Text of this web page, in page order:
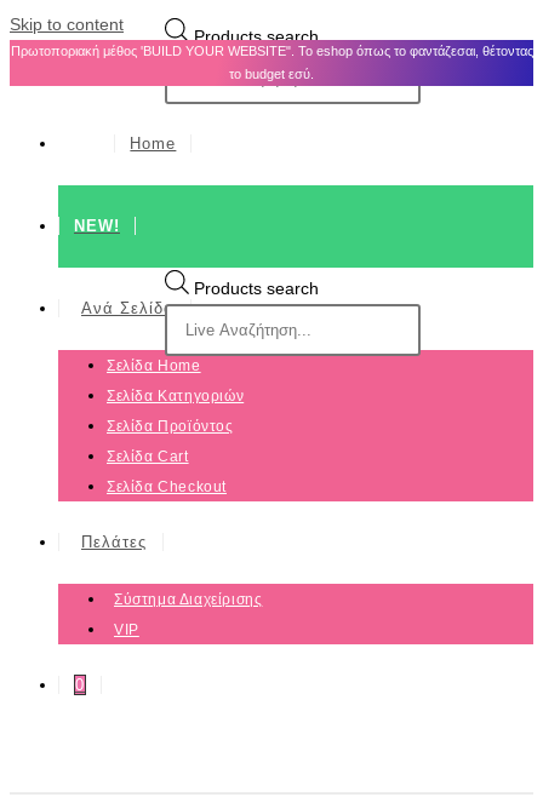
Skip to content
Πρωτοποριακή μέθος 'BUILD YOUR WEBSITE". Το eshop όπως το φαντάζεσαι, θέτοντας
το budget εσύ.
Products search
Home
NEW!
Ανά Σελίδα
Σελίδα Home
Σελίδα Κατηγοριών
Σελίδα Προϊόντος
Σελίδα Cart
Σελίδα Checkout
Πελάτες
Σύστημα Διαχείρισης
VIP
0
Products search